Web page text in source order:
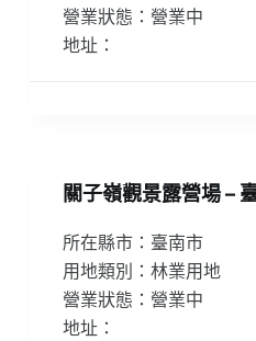
營業狀態：營業中
地址：
關子嶺觀景露營場 –
所在縣市：臺南市
用地類別：林業用地
營業狀態：營業中
地址：